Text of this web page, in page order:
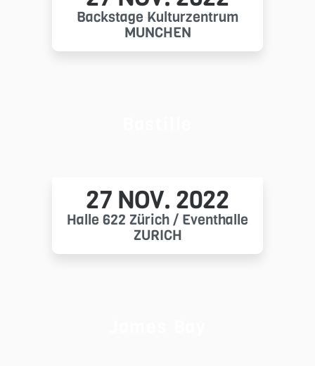
Backstage Kulturzentrum
MÜNCHEN
27 NOV. 2022
Halle 622 Zürich / Eventhalle
ZÜRICH